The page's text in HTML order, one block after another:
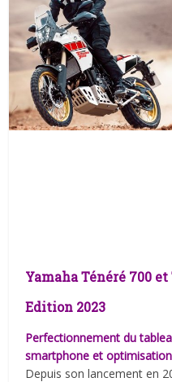
Yamaha Ténéré 700
Edition 2023
Perfectionnement du
smartphone et
Depuis son lancement en